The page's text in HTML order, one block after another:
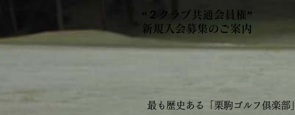
“２クラブ共通会員権”
新規入会募集のご案内
最も歴史ある「栗駒ゴルフ俱楽部